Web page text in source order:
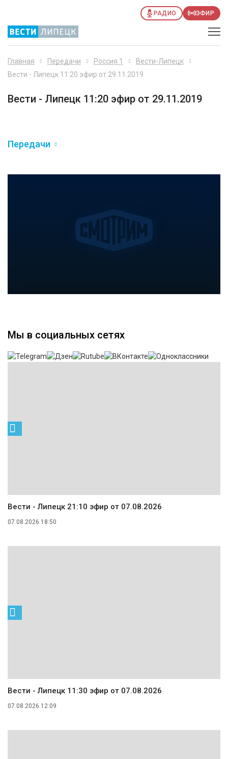
РАДИО ЭФИР
Главная Передачи Россия 1
Вести-Липецк
Вести - Липецк 11:20 эфир от 29.11.2019
Вести - Липецк 11:20 эфир от 29.11.2019
Передачи
Мы в социальных сетях
Вести - Липецк 21:10 эфир от 07.08.2026
07.08.2026 18:50
Вести - Липецк 11:30 эфир от 07.08.2026
07.08.2026 12:09